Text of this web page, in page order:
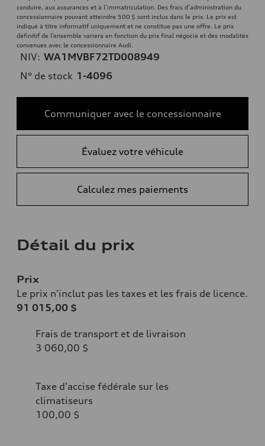
conduire, aux assurances et à l’immatriculation. Des frais d’administration du
concessionnaire pouvant atteindre 500 $ sont inclus dans le prix. Le prix est
indiqué à titre informatif uniquement et ne constitue pas une offre. Le prix
définitif de l’ensemble variera en fonction du prix final négocié et des modalités
convenues avec le concessionnaire Audi.
NIV: WA1MVBF72TD008949
N° de stock 1-4096
Communiquer avec le concessionnaire
Évaluez votre véhicule
Calculez mes paiements
Détail du prix
Prix
Le prix n'inclut pas les taxes et les frais de licence.
91 015,00 $
Frais de transport et de livraison
3 060,00 $
Taxe d'accise fédérale sur les
climatiseurs
100,00 $